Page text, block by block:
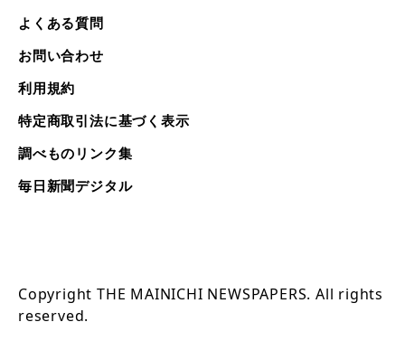
よくある質問
お問い合わせ
利用規約
特定商取引法に基づく表示
調べものリンク集
毎日新聞デジタル
Copyright THE MAINICHI NEWSPAPERS. All rights
reserved.